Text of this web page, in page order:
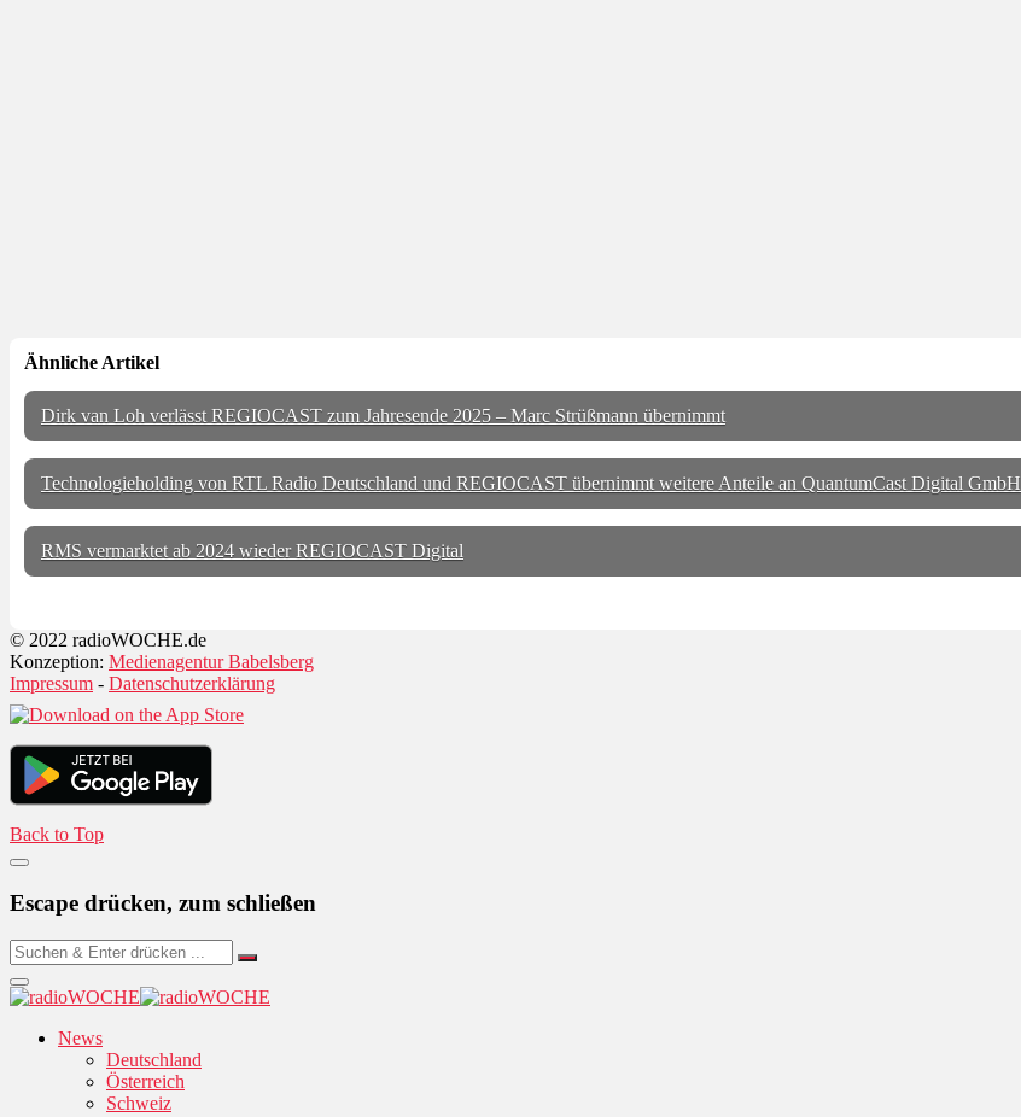
Ähnliche Artikel
Dirk van Loh verlässt REGIOCAST zum Jahresende 2025 – Marc Strüßmann übernimmt
Technologieholding von RTL Radio Deutschland und REGIOCAST übernimmt weitere Anteile an QuantumCast Digital GmbH
RMS vermarktet ab 2024 wieder REGIOCAST Digital
© 2022 radioWOCHE.de
Konzeption: Medienagentur Babelsberg
Impressum - Datenschutzerklärung
Back to Top
Escape drücken, zum schließen
News
Deutschland
Österreich
Schweiz